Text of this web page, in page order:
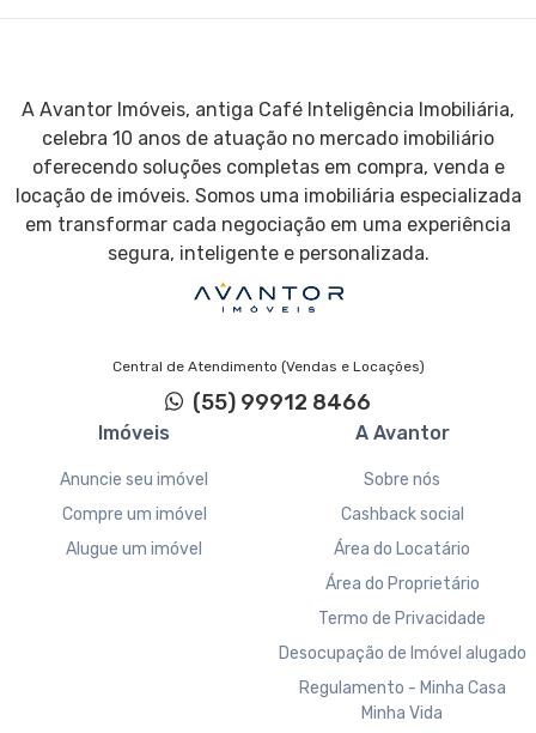
A Avantor Imóveis, antiga Café Inteligência Imobiliária,
celebra 10 anos de atuação no mercado imobiliário
oferecendo soluções completas em compra, venda e
locação de imóveis. Somos uma imobiliária especializada
em transformar cada negociação em uma experiência
segura, inteligente e personalizada.
Central de Atendimento (Vendas e Locações)
(55) 99912 8466
Imóveis
Anuncie seu imóvel
Compre um imóvel
Alugue um imóvel
A Avantor
Sobre nós
Cashback social
Área do Locatário
Área do Proprietário
Termo de Privacidade
Desocupação de Imóvel alugado
Regulamento - Minha Casa
Minha Vida